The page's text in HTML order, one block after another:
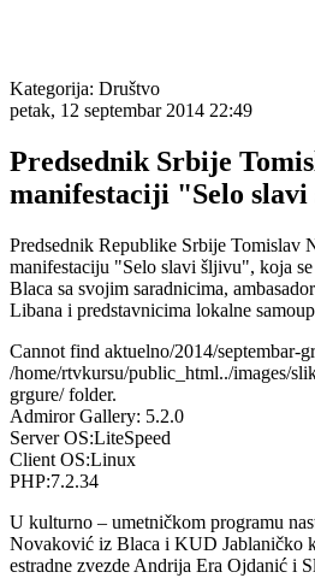
Kategorija: Društvo
petak, 12 septembar 2014 22:49
Predsednik Srbije
manifestaciji "Selo
Predsednik Republike Srbije Tomislav
manifestaciju "Selo slavi šljivu", koja
Blaca sa svojim saradnicima,
Libana i predstavnicima lokalne
Cannot find aktuelno/2014/septembar-
/home/rtvkursu/public_html../images/
grgure/ folder.
Admiror Gallery: 5.2.0
Server OS:LiteSpeed
Client OS:Linux
PHP:7.2.34
U kulturno – umetničkom programu
Novaković iz Blaca i KUD Jablaničko
estradne zvezde Andrija Era Ojdanić i